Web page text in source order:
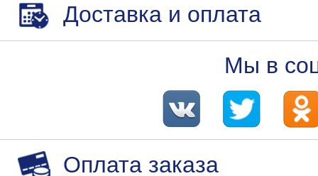
Доставка и оплата
Мы в
Оплата заказа